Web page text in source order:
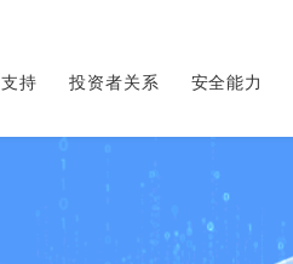
持 投资者关系 安全能力